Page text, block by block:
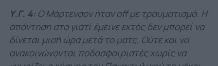
Υ.Γ. 4: Ο Μάρτενσον ήταν off με τραυματισμό. Η
απάντηση στο γιατί έμεινε εκτός δεν μπορεί να
δίνεται μισή ώρα μετά το ματς. Ούτε και να
ανακοινώνονται ποδοσφαιριστές χωρίς να